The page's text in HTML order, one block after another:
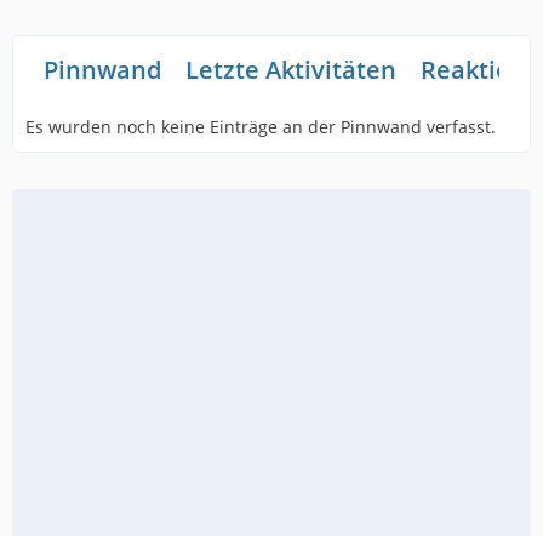
Pinnwand Letzte Aktivitäten
Es wurden noch keine Einträge an der Pinnwand verfasst.